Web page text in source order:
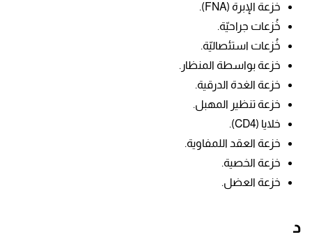
خزعة الإبرة (FNA).
خُزعات جراحيّة.
خُزعات استئصاليّة.
خزعة بواسطة المنظار.
خزعة الغدة الدرقية.
خزعة تنظير المهبل.
خلايا (CD4).
خزعة العقد اللمفاوية.
خزعة الخصية.
خزعة العضل.
د